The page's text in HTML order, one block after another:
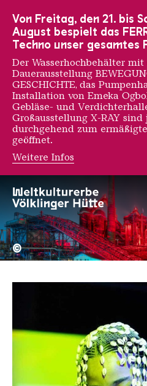
Josèfa
©
Von Freitag, den 21. bis
August bespielt das
Techno unser gesamtes
Der Wasserhochbehälter mit
Dauerausstellung
GESCHICHTE, das
Installation von Emeka
Gebläse- und
Großausstellung X-RAY sind
durchgehend zum
geöffnet.
Weitere Infos